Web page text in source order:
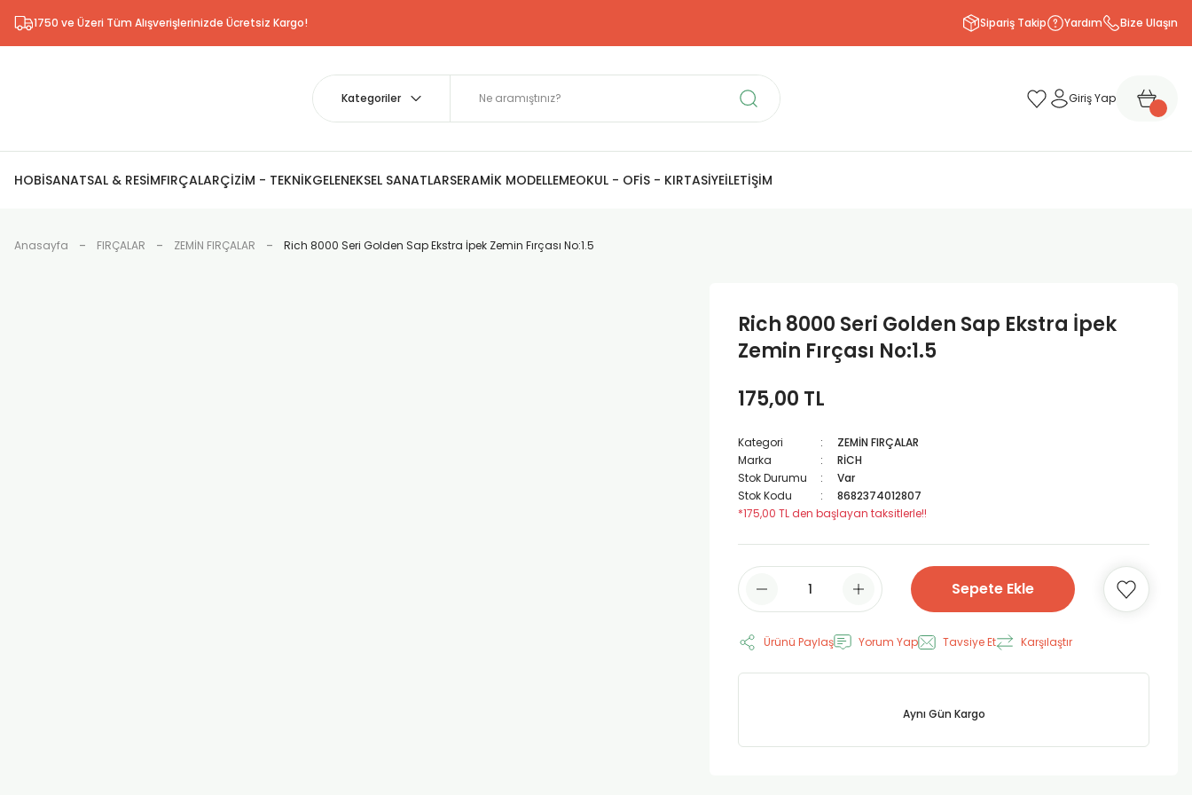
1750 ve Üzeri Tüm Alışverişlerinizde Ücretsiz Kargo! Sipariş Takip Yardım Bize Ulaşın
Giriş Yap
HOBİSANATSAL & RESİMFIRÇALARÇİZİM - TEKNİKGELENEKSEL SANATLARSERAMİK MODELLEMEOKUL - OFİS - KIRTASİYEİLETİŞİM
Anasayfa FIRÇALAR ZEMİN FIRÇALAR Rich 8000 Seri Golden Sap Ekstra İpek Zemin Fırçası No:1.5
Rich 8000 Seri Golden Sap Ekstra İpek
Zemin Fırçası No:1.5
175,00 TL
Kategori
ZEMİN FIRÇALAR
Marka
RİCH
Stok Durumu
Var
Stok Kodu
8682374012807
*175,00 TL den başlayan taksitlerle!!
Sepete Ekle
Ürünü Paylaş Yorum Yap Tavsiye Et Karşılaştır
Aynı Gün Kargo